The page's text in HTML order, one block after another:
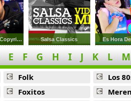
White Lion When The Children Cry -
Camouflage The Great
AuronPlay Sin Copyright Salsa Classics Es Hora
E F G H I J K L M
Folk
Foxitos
Los